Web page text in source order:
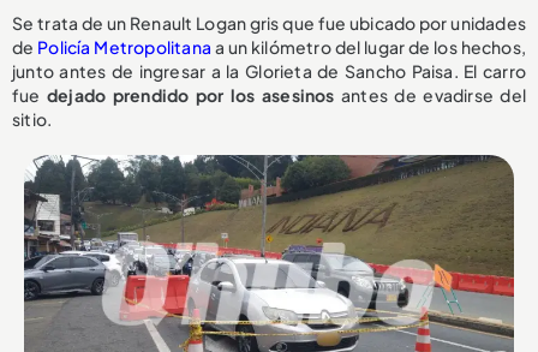
Se trata de un Renault Logan gris que fue ubicado por unidades
de Policía Metropolitana a un kilómetro del lugar de los hechos,
junto antes de ingresar a la Glorieta de Sancho Paisa. El carro
fuedejado prendido por los asesinos antes de evadirse del
sitio.